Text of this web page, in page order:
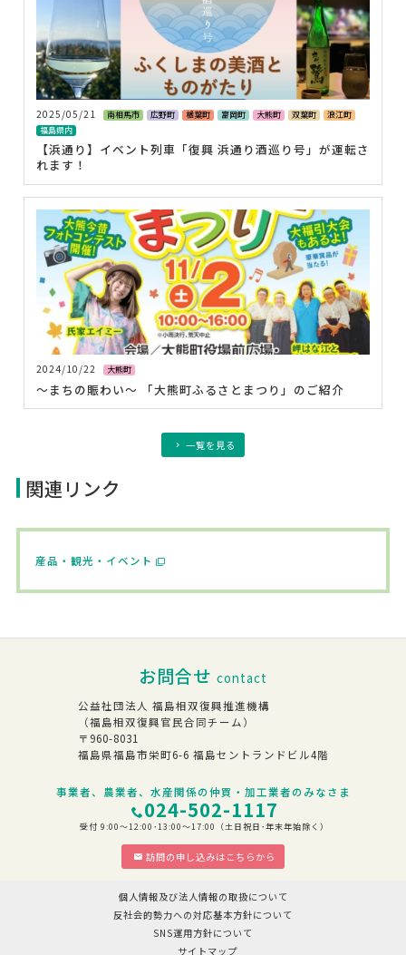
2025/05/21 南相馬市 広野町 楢葉町 富岡町 大熊町 双葉町
浪江町
福島県内
【浜通り】イベント列車「復興 浜通り酒巡り号」が運転さ
れます！
2024/10/22 大熊町
～まちの賑わい～ 「大熊町ふるさとまつり」のご紹介
一覧を見る
関連リンク
産品・観光・イベント
お問合せ contact
公益社団法人 福島相双復興推進機構
（福島相双復興官民合同チーム）
〒960-8031
福島県福島市栄町6-6 福島セントランドビル4階
事業者、農業者、水産関係の仲買・加工業者のみなさま
024-502-1117
受付 9:00～12:00･13:00～17:00（土日祝日･年末年始除く）
訪問の申し込みはこちらから
個人情報及び法人情報の取扱について
反社会的勢力への対応基本方針について
SNS運用方針について
サイトマップ